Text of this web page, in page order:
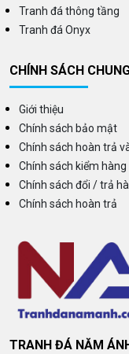
Tranh đá thông tầng
Tranh đá Onyx
CHÍNH SÁCH
Giới thiệu
Chính sách bảo mật
Chính sách hoàn trả
Chính sách kiểm hàng
Chính sách đổi / trả
Chính sách hoàn trả
TRANH ĐÁ NĂM